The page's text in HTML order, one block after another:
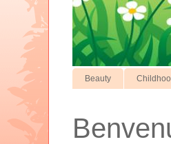
Beauty